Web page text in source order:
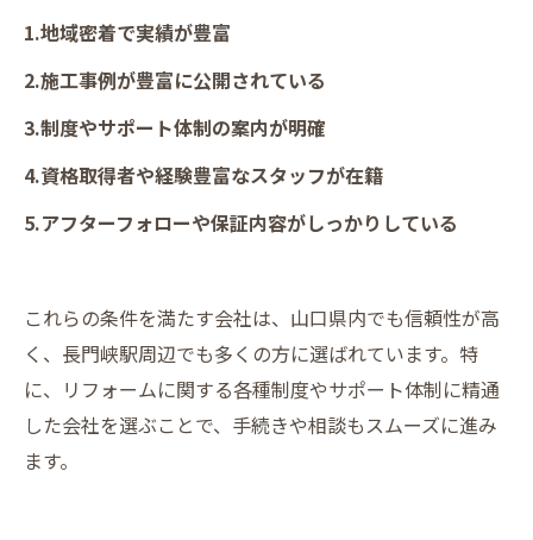
1.地域密着で実績が豊富
2.施工事例が豊富に公開されている
3.制度やサポート体制の案内が明確
4.資格取得者や経験豊富なスタッフが在籍
5.アフターフォローや保証内容がしっかりしている
これらの条件を満たす会社は、山口県内でも信頼性が高
く、長門峡駅周辺でも多くの方に選ばれています。特
に、リフォームに関する各種制度やサポート体制に精通
した会社を選ぶことで、手続きや相談もスムーズに進み
ます。